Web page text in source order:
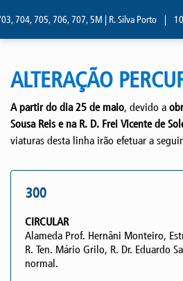
704, 705, 706, 707, 5M | R. Silva Porto
ALTERAÇÃO
A partir do dia 25 de maio, devido a
Sousa Reis e na R. D. Frei Vicente de
viaturas desta linha irão efetuar a
300
CIRCULAR
Alameda Prof. Hernâni Monteiro,
R. Ten. Mário Grilo, R. Dr. Eduardo
normal.